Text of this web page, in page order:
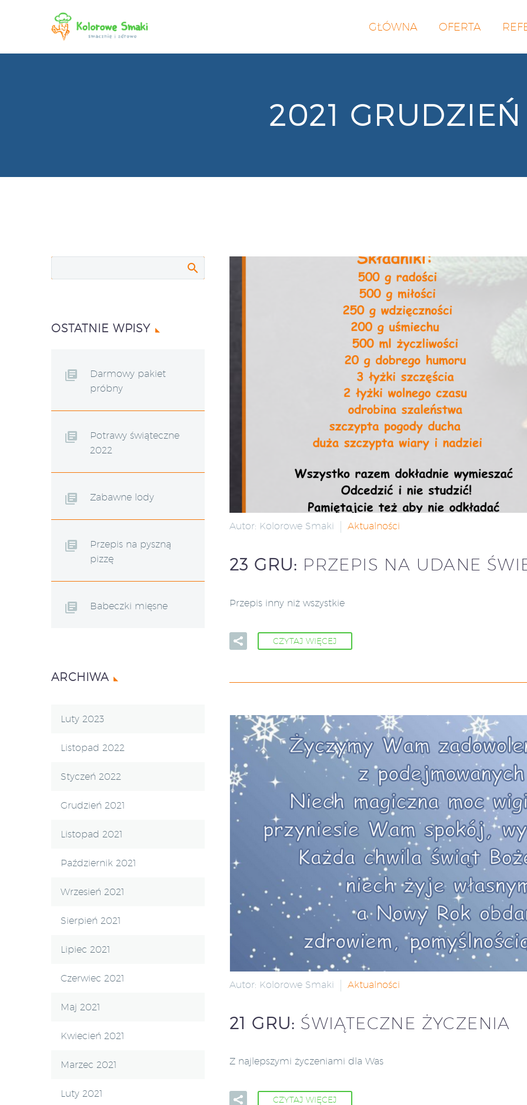
GŁÓWNA OFERTA
2021 GRUDZIEŃ
Autor: Kolorowe Smaki Aktualności
23 GRU: PRZEPIS NA UDANE
Przepis inny niż wszystkie
CZYTAJ WIĘCEJ
Autor: Kolorowe Smaki Aktualności
21 GRU: ŚWIĄTECZNE ŻYCZENIA
Z najlepszymi życzeniami dla Was
CZYTAJ WIĘCEJ
OSTATNIE WPISY
Darmowy pakiet
próbny
Potrawy świąteczne
2022
Zabawne lody
Przepis na pyszną
pizzę
Babeczki mięsne
ARCHIWA
Luty 2023
Listopad 2022
Styczeń 2022
Grudzień 2021
Listopad 2021
Październik 2021
Wrzesień 2021
Sierpień 2021
Lipiec 2021
Czerwiec 2021
Maj 2021
Kwiecień 2021
Marzec 2021
Luty 2021